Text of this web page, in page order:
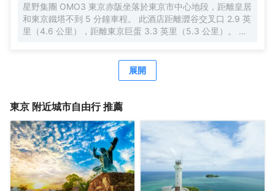
每一位下榻於此的賓客帶來非一般的高品質體驗。入住於
此，您的旅途也將多一份温暖、多一份感動。
星野集團 OMO3 東京赤阪坐落於東京市中心地段，距離皇居
和東京鐵塔不到 5 分鐘車程。 此酒店距離澀谷交叉口 2.9 英
里（4.6 公里），距離東京巨蛋 3.3 英里（5.3 公里）。 每
提供冰箱和液晶電視；您定能在旅途中找到家的舒適。配備
淋浴/盆浴組合的私人浴室提供浸泡浴缸和坐浴桶。便利設施
展開
東京 附近城市自由行 推薦